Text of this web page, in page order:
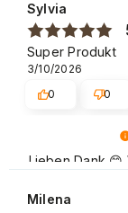
Lieben Dank
uns einkaufen.
Sylvia
Super Produkt
3/10/2026
0
0
Milena